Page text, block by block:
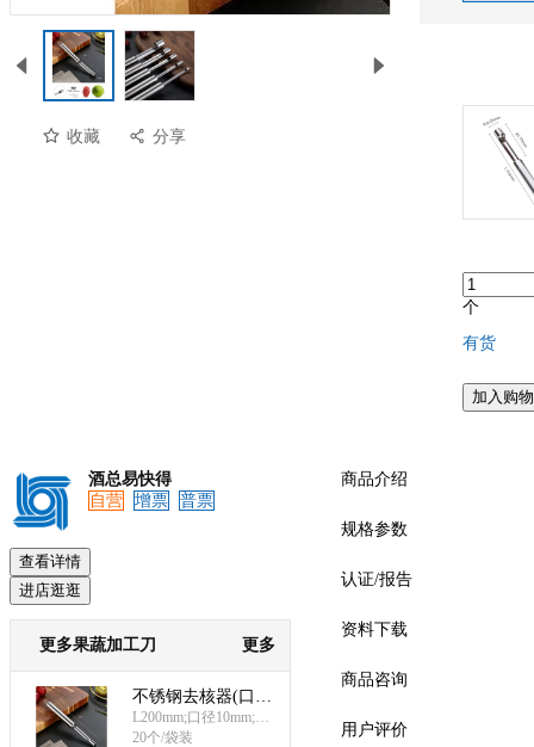
预览
收藏 分享
个
有货
加入购
酒总易快得
自营
增票 普票
查看详情
进店逛逛
更多果蔬加工刀 更多
不锈钢去核器(口径
10×L200mm)
L200mm;口径10mm;适
合小山楂、樱桃类
20个/袋装
商品介绍
规格参数
认证/报告
资料下载
商品咨询
用户评价